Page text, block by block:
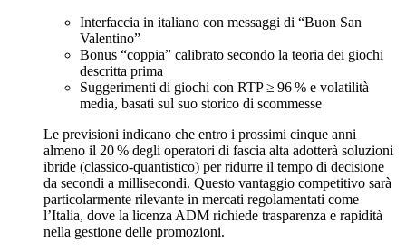
Interfaccia in italiano con messaggi di “Buon San
Valentino”
Bonus “coppia” calibrato secondo la teoria dei giochi
descritta prima
Suggerimenti di giochi con RTP ≥ 96 % e volatilità
media, basati sul suo storico di scommesse
Le previsioni indicano che entro i prossimi cinque anni
almeno il 20 % degli operatori di fascia alta adotterà soluzioni
ibride (classico‑quantistico) per ridurre il tempo di decisione
da secondi a millisecondi. Questo vantaggio competitivo sarà
particolarmente rilevante in mercati regolamentati come
l’Italia, dove la licenza ADM richiede trasparenza e rapidità
nella gestione delle promozioni.